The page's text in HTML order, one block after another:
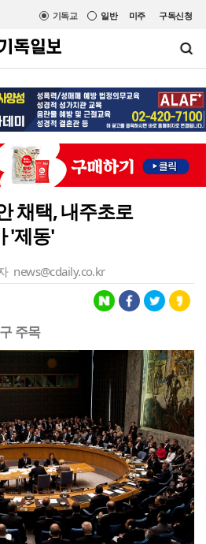
미주 구독신청
일반
기독교
채택, 내주초로
'제동'
news@cdaily.co.kr
주목